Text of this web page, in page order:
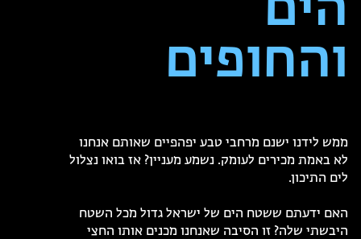
בתי ספר שדה
טיולים למבוגרים: ארץ אהבתי
מחנות קיץ
המגזין – כל מה שקורה בטבע
מחנות קיץ
והחופים
ממש לידנו ישנם מרחבי טבע יפהפיים שאותם אנחנו
לא באמת מכירים לעומק. נשמע מעניין? אז בואו נצלול
לים התיכון.
האם ידעתם ששטח הים של ישראל גדול מכל השטח
היבשתי שלה? זו הסיבה שאנחנו מכנים אותו החצי